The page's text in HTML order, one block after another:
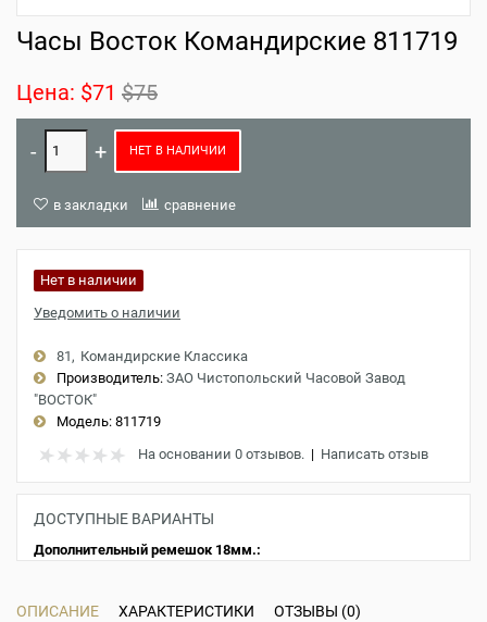
Часы Восток Командирские 811719
Цена: $71 $75
НЕТ В НАЛИЧИИ
в закладки сравнение
Нет в наличии
Уведомить о наличии
81
Командирские Классика
Производитель: ЗАО Чистопольский Часовой Завод
"ВОСТОК"
Модель: 811719
На основании 0 отзывов. | Написать отзыв
ДОСТУПНЫЕ ВАРИАНТЫ
Дополнительный ремешок 18мм.:
ОПИСАНИЕ ХАРАКТЕРИСТИКИ ОТЗЫВЫ (0)